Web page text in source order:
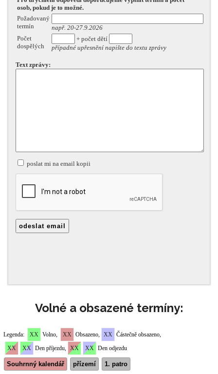
Volné a obsazené termíny: